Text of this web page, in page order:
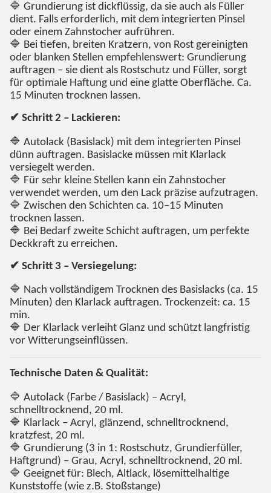
🔷 Grundierung ist dickflüssig, da sie auch als Füller
dient. Falls erforderlich, mit dem integrierten Pinsel
oder einem Zahnstocher aufrühren.
🔷 Bei tiefen, breiten Kratzern, von Rost gereinigten
oder blanken Stellen empfehlenswert: Grundierung
auftragen – sie dient als Rostschutz und Füller, sorgt
für optimale Haftung und eine glatte Oberfläche. Ca.
15 Minuten trocknen lassen.
✔ Schritt 2 – Lackieren:
🔷 Autolack (Basislack) mit dem integrierten Pinsel
dünn auftragen. Basislacke müssen mit Klarlack
versiegelt werden.
🔷 Für sehr kleine Stellen kann ein Zahnstocher
verwendet werden, um den Lack präzise aufzutragen.
🔷 Zwischen den Schichten ca. 10–15 Minuten
trocknen lassen.
🔷 Bei Bedarf zweite Schicht auftragen, um perfekte
Deckkraft zu erreichen.
✔ Schritt 3 – Versiegelung:
🔷 Nach vollständigem Trocknen des Basislacks (ca. 15
Minuten) den Klarlack auftragen. Trockenzeit: ca. 15
min.
🔷 Der Klarlack verleiht Glanz und schützt langfristig
vor Witterungseinflüssen.
Technische Daten & Qualität:
🔷 Autolack (Farbe / Basislack) – Acryl,
schnelltrocknend, 20 ml.
🔷 Klarlack – Acryl, glänzend, schnelltrocknend,
kratzfest, 20 ml.
🔷 Grundierung (3 in 1: Rostschutz, Grundierfüller,
Haftgrund) – Grau, Acryl, schnelltrocknend, 20 ml.
🔷 Geeignet für: Blech, Altlack, lösemittelhaltige
Kunststoffe (wie z.B. Stoßstange)